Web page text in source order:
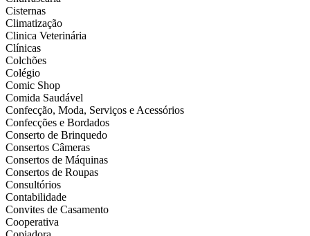
Cisternas
Climatização
Clinica Veterinária
Clínicas
Colchões
Colégio
Comic Shop
Comida Saudável
Confecção, Moda, Serviços e Acessórios
Confecções e Bordados
Conserto de Brinquedo
Consertos Câmeras
Consertos de Máquinas
Consertos de Roupas
Consultórios
Contabilidade
Convites de Casamento
Cooperativa